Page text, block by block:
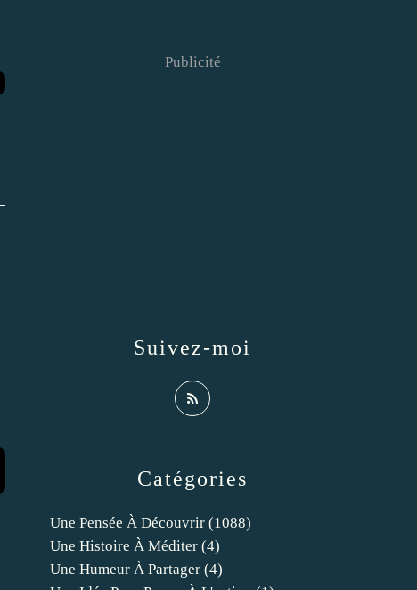
Catégories
Une Pensée À Découvrir (1088)
Une Histoire À Méditer (4)
Une Humeur À Partager (4)
Suivez-moi
Publicité